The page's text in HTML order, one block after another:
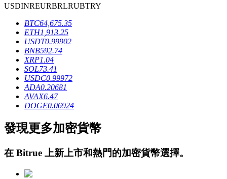
鎖倉BTR
輕鬆獲得多重福利
借貸寶
借貸數字貨幣，及時且安全的服務
USDINREURBRLRUBTRY
BTC64,675.35
ETH1,913.25
USDT0.99902
BNB592.74
XRP1.04
SOL73.41
USDC0.99972
ADA0.20681
AVAX6.47
DOGE0.06924
發現更多加密貨幣
在 Bitrue 上新上市和熱門的加密貨幣選擇。